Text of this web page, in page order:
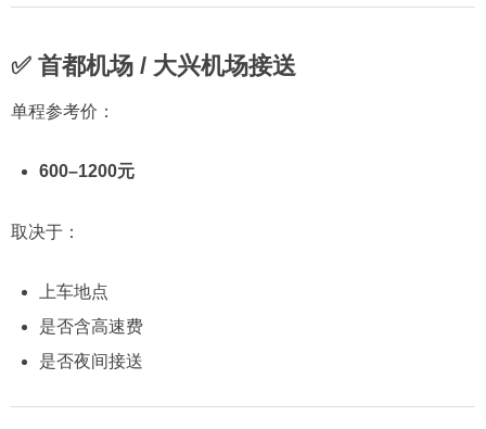
✅ 首都机场 / 大兴机场接送
单程参考价：
600–1200元
取决于：
上车地点
是否含高速费
是否夜间接送